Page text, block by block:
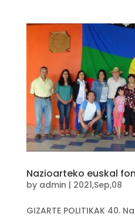
Nazioarteko euskal
by admin | 2021,Sep,08
GIZARTE POLITIKAK 40.